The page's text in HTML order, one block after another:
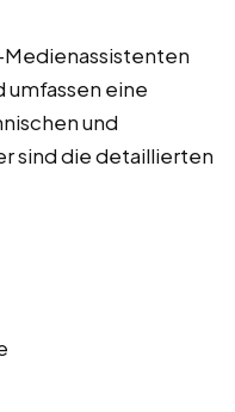
umfassen eine
und
sind die detaillierten